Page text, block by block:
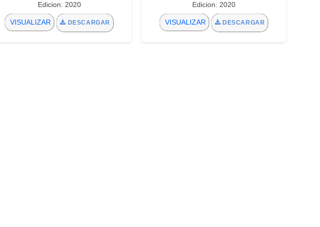
Edicion: 2020
VISUALIZAR DESCARGAR
Edicion: 2020
VISUALIZAR DESCARGAR